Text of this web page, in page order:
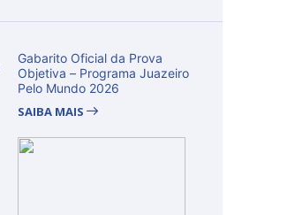
Gabarito Oficial da Prova
Objetiva – Programa Juazeiro
Pelo Mundo 2026
SAIBA MAIS